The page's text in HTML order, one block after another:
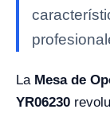
La Mesa de
YR06230